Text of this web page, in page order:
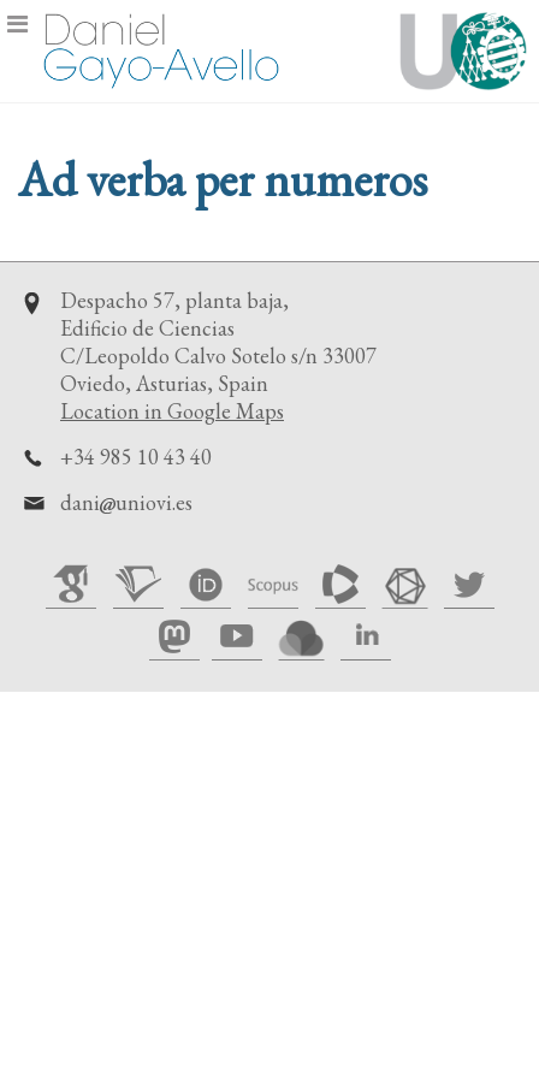
Ad verba per numeros
Despacho 57, planta baja,
Edificio de Ciencias
C/Leopoldo Calvo Sotelo s/n 33007
Oviedo, Asturias, Spain
Location in Google Maps
+34 985 10 43 40
dani
uniovi.es